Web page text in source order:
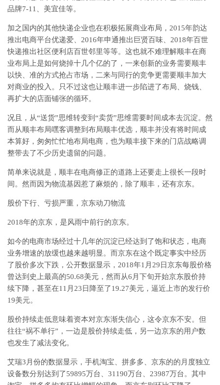
品牌7-11、美宜佳等。
加之国内的其他快递企业也在积极拓展商业布局，2015年韵达
推出电商平台优递爱、2016年申通推出巨贤百味、2018年百世
快递推出社区便利店百世邻里等等。这也就不难理解顺丰在商
业布局上是如何烧掉十几个亿的了，一来创新的业务需要顺丰
以快、准的方式抢占市场，二来与同行的竞争更需要顺丰加大
对商业的投入。只不过这也让顺丰进一步陷进了布局、烧钱、
再扩大的店面铺张的循环。
况且，从“送货”思维转变到“卖货”思维需要时间成本去沉淀。然
而从顺丰布局嘿客调整到布局顺丰优选，顺丰并没有将时间成
本算好，匆匆忙忙地布局电商，也为顺丰接下来的门店战略调
整带去了不少历史遗留的问题。
简单来说就是，顺丰在电商修正的道路上还要走上很长一段时
间。然而因为物流基因惹了麻烦的，除了顺丰，还有京东。
股价下行、亏损严重，京东动刀物流
2018年的京东，是风雨中前行的京东。
如今的电商市场经过十几年的沉淀已经达到了饱和状态，电商
业务增速的放缓也越来越明显。而京东在这个既定事实中经历
了股价多次下跌，公开数据显示，2018年1月29日京东每股价格
曾达到史上最高的50.68美元，然而从6月下旬开始京东股价持
续下降，甚至在11月23日降至了19.27美元，逼近上市的发行价
19美元。
股价持续走低意味着资本对京东渐失信心，这令京东不安。但
往往“祸不单行”，一边是股价持续走低，另一边京东的用户数
也发生了减法变化。
艾瑞3月份的数据显示，手机淘宝、拼多多、京东的的月度独立
设备数分别达到了59895万台、31190万台、23987万台。其中